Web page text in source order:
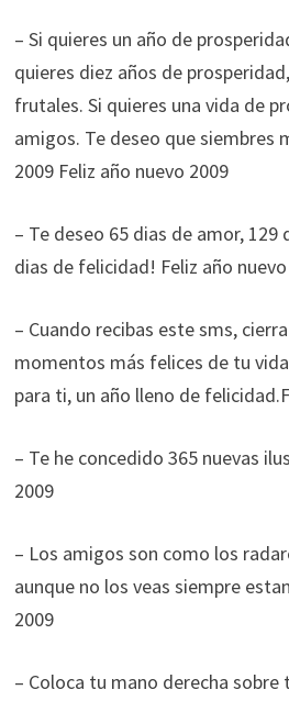
– Si quieres un año de
quieres diez años de
frutales. Si quieres una vida de
amigos. Te deseo que siembres
2009 Feliz año nuevo 2009
– Te deseo 65 dias de amor, 129
dias de felicidad! Feliz año nuevo
– Cuando recibas este sms,
momentos más felices de tu
para ti, un año lleno de
– Te he concedido 365 nuevas
2009
– Los amigos son como los
aunque no los veas siempre
2009
– Coloca tu mano derecha